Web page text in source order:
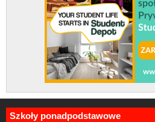
Szkoły ponadpodstawowe